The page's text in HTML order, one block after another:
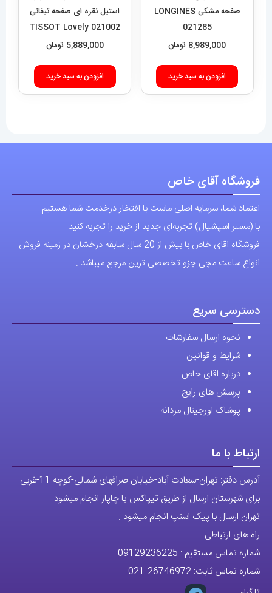
صفحه
شوند
صفحه مشکی LONGINES
021285
8,989,000 تومان
افزودن به سبد خرید
استیل نقره ای صفحه تیفانی
021002 TISSOT Lovely
5,889,000 تومان
افزودن به سبد خرید
فروشگاه آقای خاص
اعتماد شما، سرمایه اصلی ماست.با افتخار درخدمت شما هستیم.
با (مستر اسپشیال) تجربه‌ای جدید از خرید را تجربه کنید.
فروشگاه اقای خاص با بیش از 20 سال سابقه درخشان در زمینه فروش
انواع ساعت مچی جزو تخصصی ترین مرجع میباشد .
دسترسی سریع
نحوه ارسال سفارشات
شرایط و قوانین
درباره اقای خاص
پرسش های رایج
پوشاک اورجینال مردانه
ارتباط با ما
آدرس دفتر: تهران-سعادت آباد-خیابان صرافهای شمالی-کوچه 11-غربی
برای شهرستان ارسال از طریق تیپاکس یا چاپار انجام میشود .
تهران ارسال با پیک اسنپ انجام میشود .
راه های ارتباطی
شماره تماس مستقیم : 09129236225
شماره تماس ثابت: 26746972
-021